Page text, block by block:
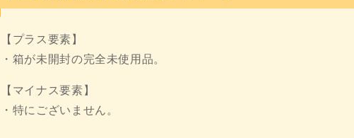
【プラス要素】
・箱が未開封の完全未使用品。
【マイナス要素】
・特にございません。